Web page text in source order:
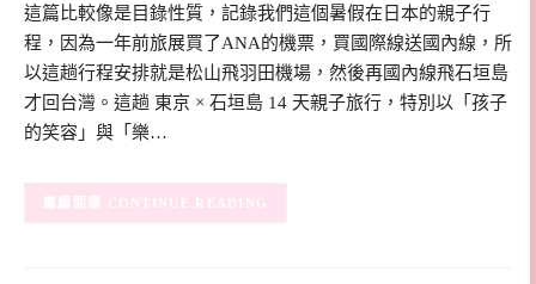
這篇比較像是目錄性質，記錄我們這個暑假在日本的親子行
程，因為一年前旅展買了ANA的機票，買國際線送國內線，所
以這趟行程安排就是松山飛羽田機場，然後再國內線飛石垣島
才回台灣。這趟 東京 × 石垣島 14 天親子旅行，特別以「孩子
的笑容」與「樂…
CONTINUE READING